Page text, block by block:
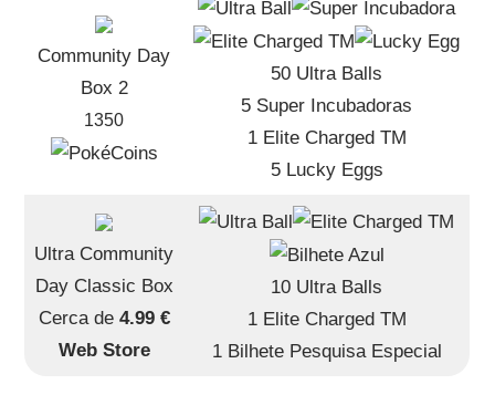
Community Day
Box 2
1350
50 Ultra Balls
5 Super Incubadoras
1 Elite Charged TM
5 Lucky Eggs
Ultra Community
Day Classic Box
Cerca de 4.99 €
Web Store
10 Ultra Balls
1 Elite Charged TM
1 Bilhete Pesquisa Especial